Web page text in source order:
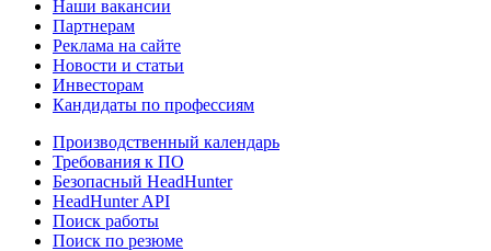
Наши вакансии
Партнерам
Реклама на сайте
Новости и статьи
Инвесторам
Кандидаты по профессиям
Производственный календарь
Требования к ПО
Безопасный HeadHunter
HeadHunter API
Поиск работы
Поиск по резюме